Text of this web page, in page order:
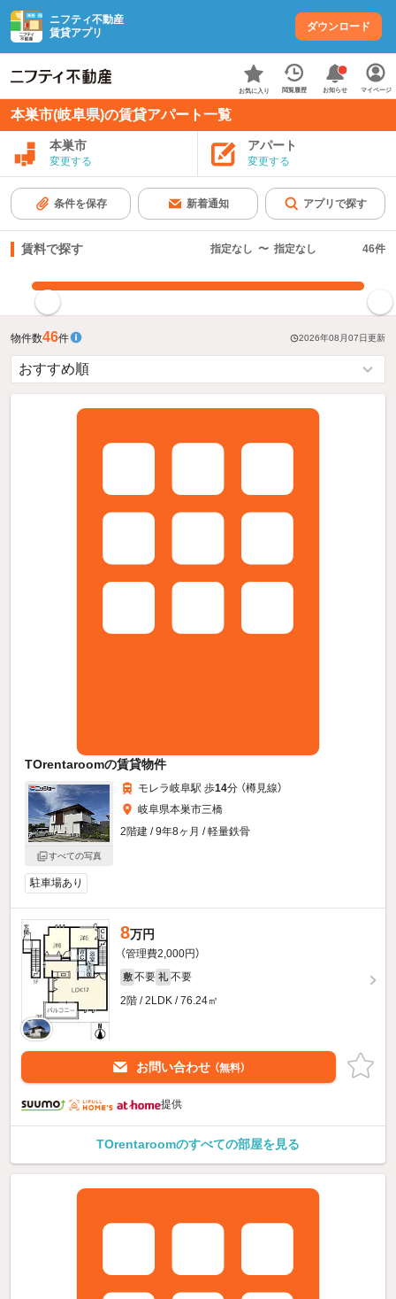
ニフティ不動産
賃貸アプリ
ダウンロード
お気に入り 閲覧履歴 お知らせ マイページ
本巣市(岐阜県)の賃貸アパート一覧
本巣市
変更する
アパート
変更する
条件を保存 新着通知 アプリで探す
賃料で探す 指定なし 〜 指定なし 46件
物件数46件 2026年08月07日更新
TOrentaroomの賃貸物件
すべての写真
モレラ岐阜駅 歩14分 （樽見線）
岐阜県本巣市三橋
2階建 / 9年8ヶ月 / 軽量鉄骨
駐車場あり
8万円
（管理費2,000円）
敷 不要 礼 不要
2階 / 2LDK / 76.24㎡
お問い合わせ （無料）
提供
TOrentaroomのすべての部屋を見る